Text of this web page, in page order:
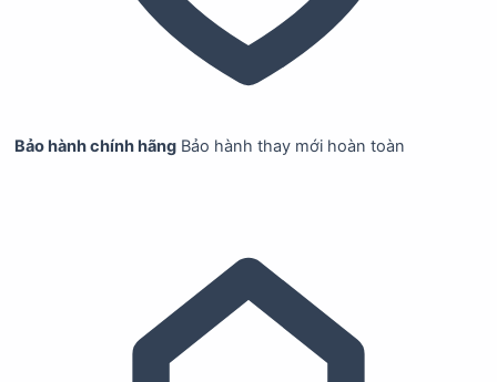
Bảo hành chính hãng Bảo hành thay mới hoàn toàn